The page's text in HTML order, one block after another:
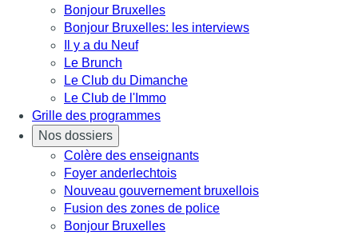
Bonjour Bruxelles
Bonjour Bruxelles: les interviews
Il y a du Neuf
Le Brunch
Le Club du Dimanche
Le Club de l'Immo
Grille des programmes
Nos dossiers
Colère des enseignants
Foyer anderlechtois
Nouveau gouvernement bruxellois
Fusion des zones de police
Bonjour Bruxelles